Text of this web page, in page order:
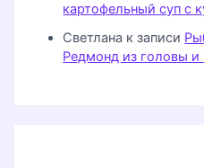
картофельный суп с
Светлана к записи
Редмонд из головы и